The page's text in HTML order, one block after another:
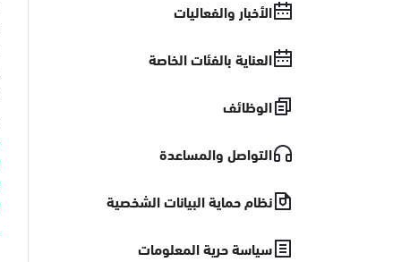
الأخبار والفعاليات
العناية بالفئات الخاصة
الوظائف
التواصل والمساعدة
نظام حماية البيانات الشخصية
سياسة حرية المعلومات